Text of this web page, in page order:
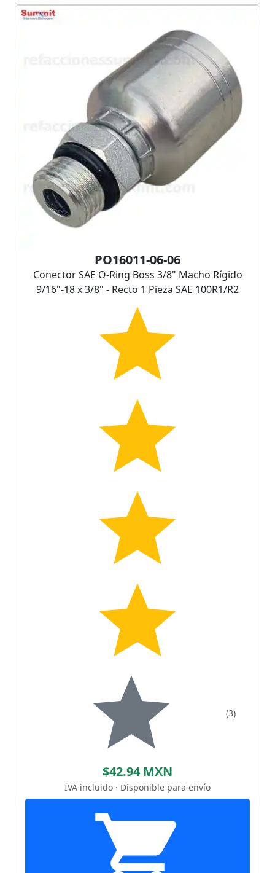
PO16011-06-06
Conector SAE O-Ring Boss 3/8" Macho Rígido
9/16"-18 x 3/8" - Recto 1 Pieza SAE 100R1/R2
(3)
$42.94 MXN
IVA incluido · Disponible para envío